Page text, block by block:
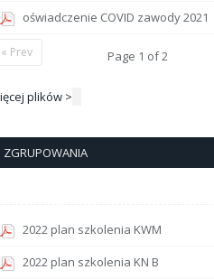
oświadczenie COVID zawody 2021
Page 1 of2
« Prev
plików >
ZGRUPOWANIA
2022 plan szkolenia KWM
2022 plan szkolenia KN B